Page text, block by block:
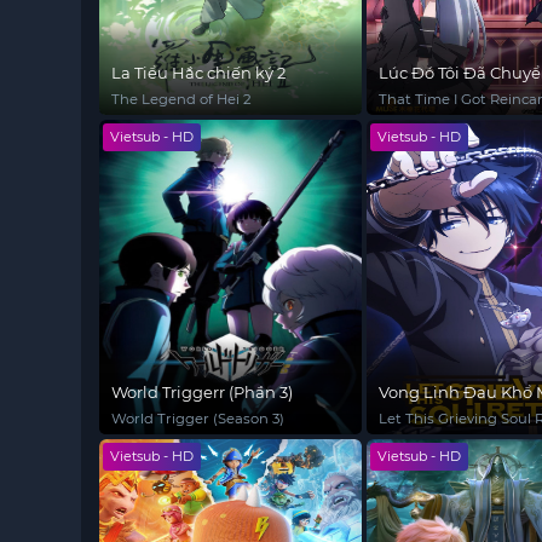
La Tiểu Hắc chiến ký 2
The Legend of Hei 2
Lúc Đó Tôi Đã
Thành Slime: Giấc
Coleus
That Time I Got
a Slime: Visions of
Vietsub - HD
World Triggerr (Phần 3)
World Trigger (Season 3)
Vietsub - HD
Vong Linh Đau Khổ
Giải Nghệ (Phần 2)
Let This Grieving Soul
(Season 2)
Vietsub - HD Vietsub - HD